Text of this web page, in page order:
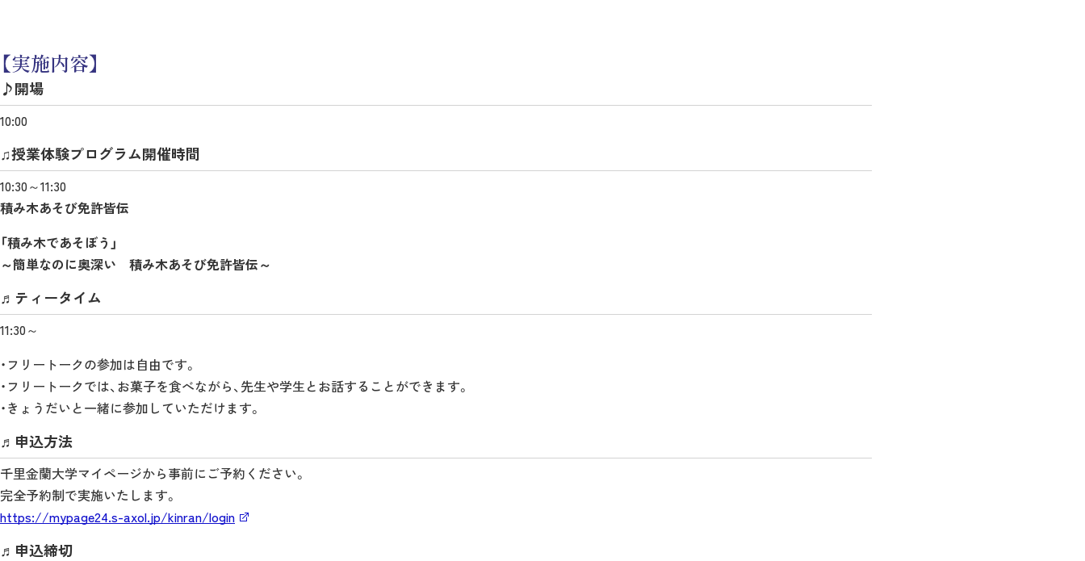
【実施内容】
♪開場
10:00
♫授業体験プログラム開催時間
10:30～11:30
積み木あそび免許皆伝
「積み木であそぼう」
～簡単なのに奥深い 積み木あそび免許皆伝～
♬ティータイム
11:30～
・フリートークの参加は自由です。
・フリートークでは、お菓子を食べながら、先生や学生とお話することができます。
・きょうだいと一緒に参加していただけます。
♬申込方法
千里金蘭大学マイページから事前にご予約ください。
完全予約制で実施いたします。
https://mypage24.s-axol.jp/kinran/login
♬申込締切